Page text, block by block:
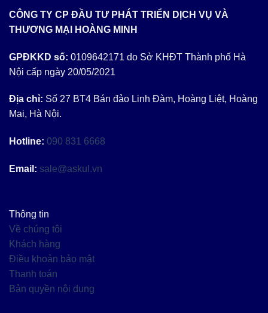
CÔNG TY CP ĐẦU TƯ PHÁT TRIỂN DỊCH VỤ VÀ
THƯƠNG MẠI HOÀNG MINH
GPĐKKD số: 0109642171 do Sở KHĐT Thành phố Hà
Nội cấp ngày 20/05/2021
Địa chỉ: Số 27 BT4 Bán đảo Linh Đàm, Hoàng Liệt, Hoàng
Mai, Hà Nội.
Hotline: 090 831 6668
Email: sale@askul.vn
Thông tin
Về chúng tôi
Khách hàng
Điều khoản bảo mật
Thanh toán
Bản quyền nội dung